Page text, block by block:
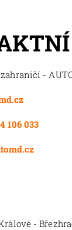
-
106 033
-